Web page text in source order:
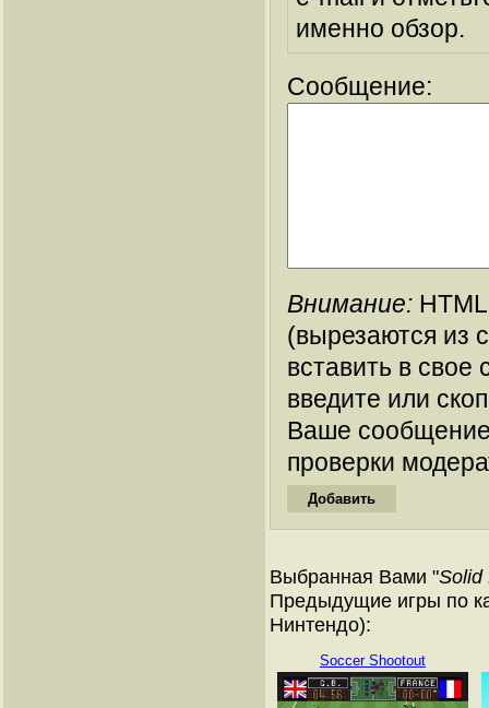
именно обзор.
Сообщение:
Внимание:
(вырезаются из
вставить в
введите или
Ваше
проверки
Выбранная Вами "Solid
Предыдущие игры по
Нинтендо):
Soccer Shootout